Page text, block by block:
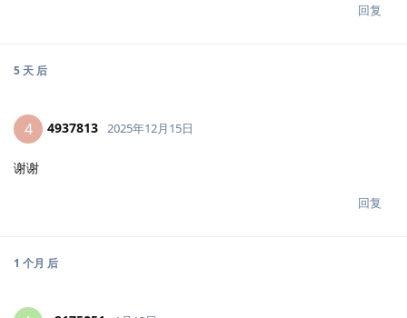
回复
5 天 后
4 4937813 2025年12月15日
谢谢
回复
1 个月 后